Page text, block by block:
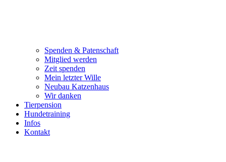
Spenden & Patenschaft
Mitglied werden
Zeit spenden
Mein letzter Wille
Neubau Katzenhaus
Wir danken
Tierpension
Hundetraining
Infos
Kontakt